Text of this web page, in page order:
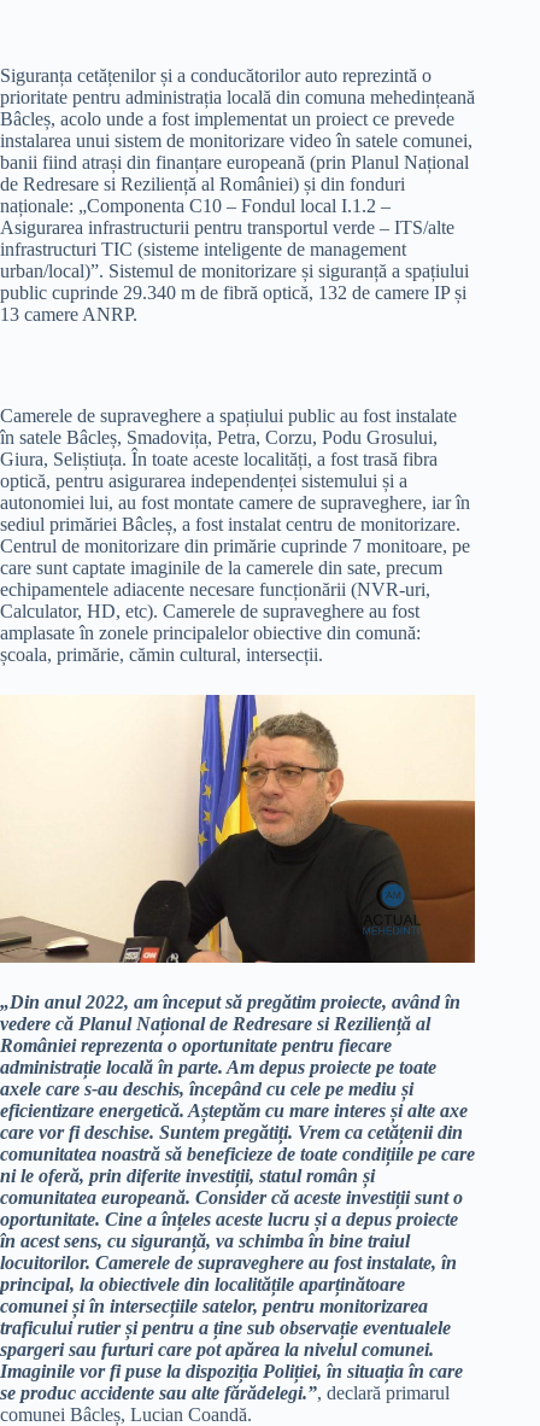
Siguranța cetățenilor și a conducătorilor auto reprezintă o
prioritate pentru administrația locală din comuna mehedințeană
Bâcleș, acolo unde a fost implementat un proiect ce prevede
instalarea unui sistem de monitorizare video în satele comunei,
banii fiind atrași din finanțare europeană (prin Planul Național
de Redresare si Reziliență al României) și din fonduri
naționale: „Componenta C10 – Fondul local I.1.2 –
Asigurarea infrastructurii pentru transportul verde – ITS/alte
infrastructuri TIC (sisteme inteligente de management
urban/local)”. Sistemul de monitorizare și siguranță a spațiului
public cuprinde 29.340 m de fibră optică, 132 de camere IP și
13 camere ANRP.
Camerele de supraveghere a spațiului public au fost instalate
în satele Bâcleș, Smadovița, Petra, Corzu, Podu Grosului,
Giura, Seliștiuța. În toate aceste localități, a fost trasă fibra
optică, pentru asigurarea independenței sistemului și a
autonomiei lui, au fost montate camere de supraveghere, iar în
sediul primăriei Bâcleș, a fost instalat centru de monitorizare.
Centrul de monitorizare din primărie cuprinde 7 monitoare, pe
care sunt captate imaginile de la camerele din sate, precum
echipamentele adiacente necesare funcționării (NVR-uri,
Calculator, HD, etc). Camerele de supraveghere au fost
amplasate în zonele principalelor obiective din comună:
școala, primărie, cămin cultural, intersecții.
„Din anul 2022, am început să pregătim proiecte, având în
vedere că Planul Național de Redresare si Reziliență al
României reprezenta o oportunitate pentru fiecare
administrație locală în parte. Am depus proiecte pe toate
axele care s-au deschis, începând cu cele pe mediu și
eficientizare energetică. Așteptăm cu mare interes și alte axe
care vor fi deschise. Suntem pregătiți. Vrem ca cetățenii din
comunitatea noastră să beneficieze de toate condițiile pe care
ni le oferă, prin diferite investiții, statul român și
comunitatea europeană. Consider că aceste investiții sunt o
oportunitate. Cine a înțeles aceste lucru și a depus proiecte
în acest sens, cu siguranță, va schimba în bine traiul
locuitorilor. Camerele de supraveghere au fost instalate, în
principal, la obiectivele din localitățile aparținătoare
comunei și în intersecțiile satelor, pentru monitorizarea
traficului rutier și pentru a ține sub observație eventualele
spargeri sau furturi care pot apărea la nivelul comunei.
Imaginile vor fi puse la dispoziția Poliției, în situația în care
se produc accidente sau alte fărădelegi.”, declară primarul
comunei Bâcleș, Lucian Coandă.